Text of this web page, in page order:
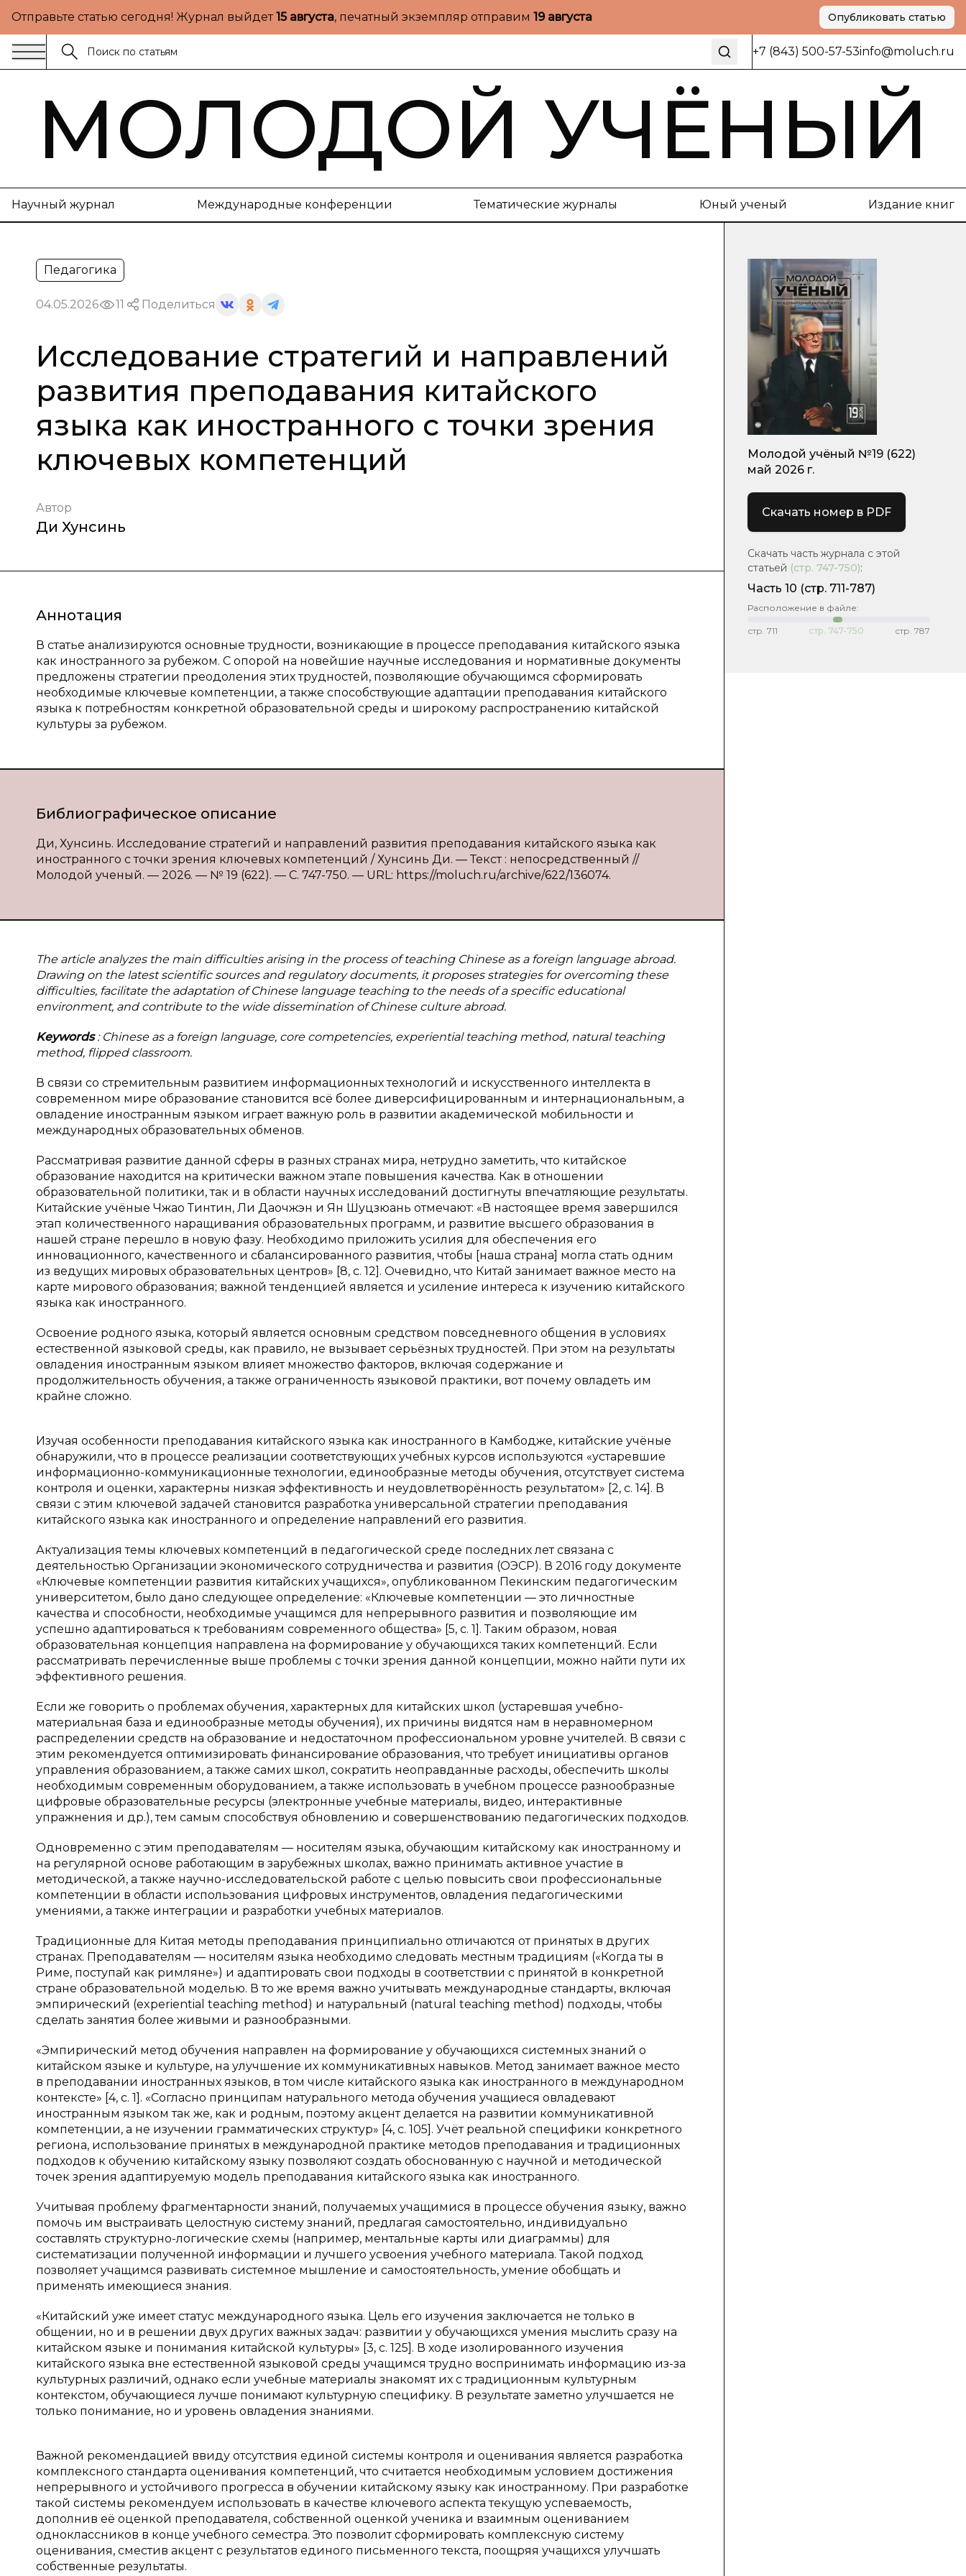
Отправьте статью сегодня! Журнал выйдет15 августа, печатный экземпляр отправим 19 августа Опубликовать статью
+7 (843) 500-57-53info@moluch.ru
МОЛОДОЙ УЧЁНЫЙ
Научный журнал Международные конференции Тематические журналы Юный ученый Издание книг
Педагогика
04.05.2026 11 Поделиться
Исследование стратегий и направлений
развития преподавания китайского
языка как иностранного с точки зрения
ключевых компетенций
Автор
Ди Хунсинь
Аннотация
В статье анализируются основные трудности, возникающие в процессе преподавания китайского языка
как иностранного за рубежом. С опорой на новейшие научные исследования и нормативные документы
предложены стратегии преодоления этих трудностей, позволяющие обучающимся сформировать
необходимые ключевые компетенции, а также способствующие адаптации преподавания китайского
языка к потребностям конкретной образовательной среды и широкому распространению китайской
культуры за рубежом.
Библиографическое описание
Ди, Хунсинь. Исследование стратегий и направлений развития преподавания китайского языка как
иностранного с точки зрения ключевых компетенций / Хунсинь Ди. — Текст : непосредственный //
Молодой ученый. — 2026. — № 19 (622). — С. 747-750. — URL: https://moluch.ru/archive/622/136074.
The article analyzes the main difficulties arising in the process of teaching Chinese as a foreign language abroad.
Drawing on the latest scientific sources and regulatory documents, it proposes strategies for overcoming these
difficulties, facilitate the adaptation of Chinese language teaching to the needs of a specific educational
environment, and contribute to the wide dissemination of Chinese culture abroad.
Keywords: Chinese as a foreign language, core competencies, experiential teaching method, natural teaching
method, flipped classroom.
В связи со стремительным развитием информационных технологий и искусственного интеллекта в
современном мире образование становится всё более диверсифицированным и интернациональным, а
овладение иностранным языком играет важную роль в развитии академической мобильности и
международных образовательных обменов.
Рассматривая развитие данной сферы в разных странах мира, нетрудно заметить, что китайское
образование находится на критически важном этапе повышения качества. Как в отношении
образовательной политики, так и в области научных исследований достигнуты впечатляющие результаты.
Китайские учёные Чжао Тинтин, Ли Даочжэн и Ян Шуцзюань отмечают: «В настоящее время завершился
этап количественного наращивания образовательных программ, и развитие высшего образования в
нашей стране перешло в новую фазу. Необходимо приложить усилия для обеспечения его
инновационного, качественного и сбалансированного развития, чтобы [наша страна] могла стать одним
из ведущих мировых образовательных центров» [8, с. 12]. Очевидно, что Китай занимает важное место на
карте мирового образования; важной тенденцией является и усиление интереса к изучению китайского
языка как иностранного.
Освоение родного языка, который является основным средством повседневного общения в условиях
естественной языковой среды, как правило, не вызывает серьёзных трудностей. При этом на результаты
овладения иностранным языком влияет множество факторов, включая содержание и
продолжительность обучения, а также ограниченность языковой практики, вот почему овладеть им
крайне сложно.
Изучая особенности преподавания китайского языка как иностранного в Камбодже, китайские учёные
обнаружили, что в процессе реализации соответствующих учебных курсов используются «устаревшие
информационно-коммуникационные технологии, единообразные методы обучения, отсутствует система
контроля и оценки, характерны низкая эффективность и неудовлетворённость результатом» [2, с. 14]. В
связи с этим ключевой задачей становится разработка универсальной стратегии преподавания
китайского языка как иностранного и определение направлений его развития.
Актуализация темы ключевых компетенций в педагогической среде последних лет связана с
деятельностью Организации экономического сотрудничества и развития (ОЭСР). В 2016 году документе
«Ключевые компетенции развития китайских учащихся», опубликованном Пекинским педагогическим
университетом, было дано следующее определение: «Ключевые компетенции — это личностные
качества и способности, необходимые учащимся для непрерывного развития и позволяющие им
успешно адаптироваться к требованиям современного общества» [5, с. 1]. Таким образом, новая
образовательная концепция направлена на формирование у обучающихся таких компетенций. Если
рассматривать перечисленные выше проблемы с точки зрения данной концепции, можно найти пути их
эффективного решения.
Если же говорить о проблемах обучения, характерных для китайских школ (устаревшая учебно-
материальная база и единообразные методы обучения), их причины видятся нам в неравномерном
распределении средств на образование и недостаточном профессиональном уровне учителей. В связи с
этим рекомендуется оптимизировать финансирование образования, что требует инициативы органов
управления образованием, а также самих школ, сократить неоправданные расходы, обеспечить школы
необходимым современным оборудованием, а также использовать в учебном процессе разнообразные
цифровые образовательные ресурсы (электронные учебные материалы, видео, интерактивные
упражнения и др.), тем самым способствуя обновлению и совершенствованию педагогических подходов.
Одновременно с этим преподавателям — носителям языка, обучающим китайскому как иностранному и
на регулярной основе работающим в зарубежных школах, важно принимать активное участие в
методической, а также научно-исследовательской работе с целью повысить свои профессиональные
компетенции в области использования цифровых инструментов, овладения педагогическими
умениями, а также интеграции и разработки учебных материалов.
Традиционные для Китая методы преподавания принципиально отличаются от принятых в других
странах. Преподавателям — носителям языка необходимо следовать местным традициям («Когда ты в
Риме, поступай как римляне») и адаптировать свои подходы в соответствии с принятой в конкретной
стране образовательной моделью. В то же время важно учитывать международные стандарты, включая
эмпирический (experiential teaching method) и натуральный (natural teaching method) подходы, чтобы
сделать занятия более живыми и разнообразными.
«Эмпирический метод обучения направлен на формирование у обучающихся системных знаний о
китайском языке и культуре, на улучшение их коммуникативных навыков. Метод занимает важное место
в преподавании иностранных языков, в том числе китайского языка как иностранного в международном
контексте» [4, с. 1]. «Согласно принципам натурального метода обучения учащиеся овладевают
иностранным языком так же, как и родным, поэтому акцент делается на развитии коммуникативной
компетенции, а не изучении грамматических структур» [4, с. 105]. Учёт реальной специфики конкретного
региона, использование принятых в международной практике методов преподавания и традиционных
подходов к обучению китайскому языку позволяют создать обоснованную с научной и методической
точек зрения адаптируемую модель преподавания китайского языка как иностранного.
Учитывая проблему фрагментарности знаний, получаемых учащимися в процессе обучения языку, важно
помочь им выстраивать целостную систему знаний, предлагая самостоятельно, индивидуально
составлять структурно-логические схемы (например, ментальные карты или диаграммы) для
систематизации полученной информации и лучшего усвоения учебного материала. Такой подход
позволяет учащимся развивать системное мышление и самостоятельность, умение обобщать и
применять имеющиеся знания.
«Китайский уже имеет статус международного языка. Цель его изучения заключается не только в
общении, но и в решении двух других важных задач: развитии у обучающихся умения мыслить сразу на
китайском языке и понимания китайской культуры» [3, с. 125]. В ходе изолированного изучения
китайского языка вне естественной языковой среды учащимся трудно воспринимать информацию из-за
культурных различий, однако если учебные материалы знакомят их с традиционным культурным
контекстом, обучающиеся лучше понимают культурную специфику. В результате заметно улучшается не
только понимание, но и уровень овладения знаниями.
Важной рекомендацией ввиду отсутствия единой системы контроля и оценивания является разработка
комплексного стандарта оценивания компетенций, что считается необходимым условием достижения
непрерывного и устойчивого прогресса в обучении китайскому языку как иностранному. При разработке
такой системы рекомендуем использовать в качестве ключевого аспекта текущую успеваемость,
дополнив её оценкой преподавателя, собственной оценкой ученика и взаимным оцениванием
одноклассников в конце учебного семестра. Это позволит сформировать комплексную систему
оценивания, сместив акцент с результатов единого письменного текста, поощряя учащихся улучшать
собственные результаты.
Молодой учёный №19 (622)
май 2026 г.
Скачать номер в PDF
Скачать часть журнала с этой
статьей (стр. 747-750):
Часть 10 (стр. 711-787)
Расположение в файле:
стр. 711 стр. 747-750 стр. 787